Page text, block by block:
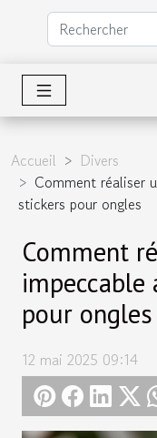
Accueil
Divers
Comment réaliser
stickers pour ongles
Comment
impeccable
pour ongles
12 mai 2025 09:14